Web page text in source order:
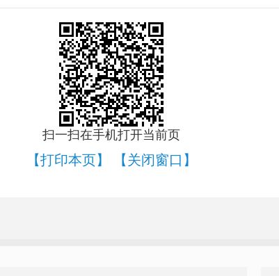
扫一扫在手机打开当前页
【打印本页】 【关闭窗口】